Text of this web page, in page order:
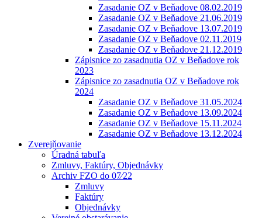
Zasadanie OZ v Beňadove 08.02.2019
Zasadanie OZ v Beňadove 21.06.2019
Zasadanie OZ v Beňadove 13.07.2019
Zasadanie OZ v Beňadove 02.11.2019
Zasadanie OZ v Beňadove 21.12.2019
Zápisnice zo zasadnutia OZ v Beňadove rok
2023
Zápisnice zo zasadnutia OZ v Beňadove rok
2024
Zasadanie OZ v Beňadove 31.05.2024
Zasadanie OZ v Beňadove 13.09.2024
Zasadanie OZ v Beňadove 15.11.2024
Zasadanie OZ v Beňadove 13.12.2024
Zverejňovanie
Úradná tabuľa
Zmluvy, Faktúry, Objednávky
Archiv FZO do 07⁄22
Zmluvy
Faktúry
Objednávky